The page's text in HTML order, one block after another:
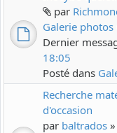
par
Galerie
Dernier
18:05
Posté dans
Recherche
d'occasion
par baltrados